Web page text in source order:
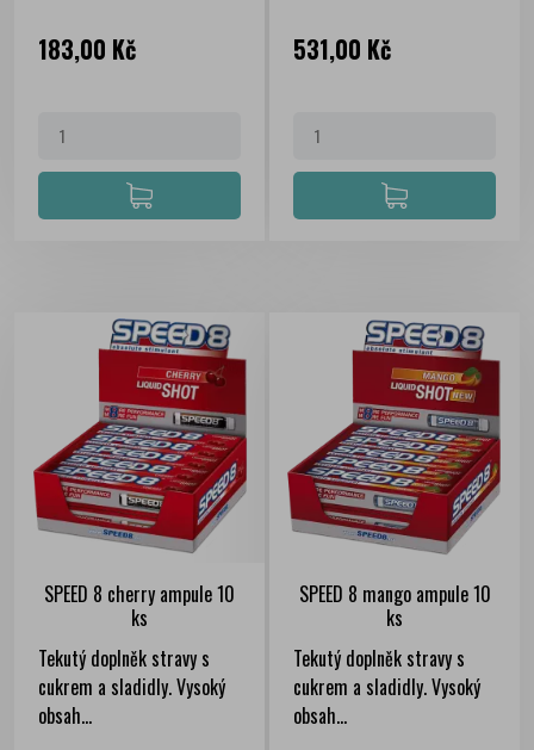
Cena
183,00 Kč Cena
531,00 Kč
SPEED 8 cherry ampule 10
ks
Tekutý doplněk stravy s
cukrem a sladidly. Vysoký
obsah...
SPEED 8 mango ampule 10
ks
Tekutý doplněk stravy s
cukrem a sladidly. Vysoký
obsah...